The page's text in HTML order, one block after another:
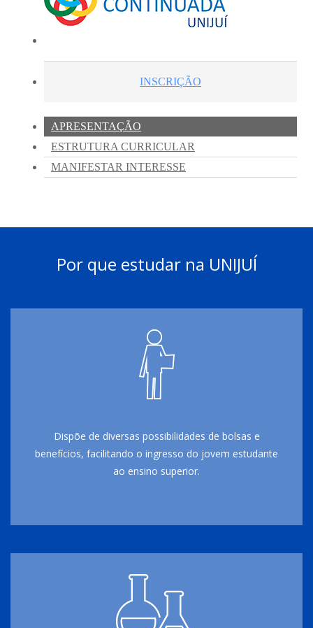
Por que estudar na UNIJUÍ
Dispõe de diversas possibilidades de bolsas e
benefícios, facilitando o ingresso do jovem estudante
ao ensino superior.